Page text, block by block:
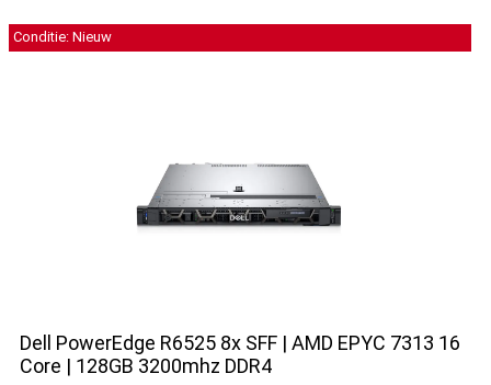
Dell PowerEdge R6525 8x SFF | AMD EPYC 7313 16
Core | 128GB 3200mhz DDR4
Conditie: Nieuw